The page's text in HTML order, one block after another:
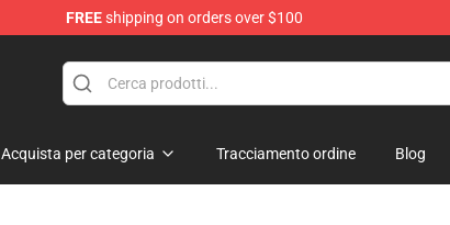
FREEshipping on orders over $100
Acquista per categoria Tracciamento ordine Blog